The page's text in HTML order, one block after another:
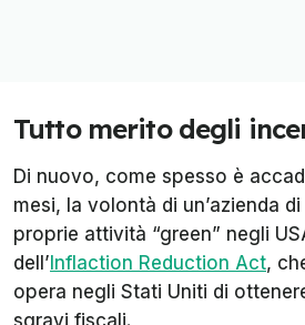
Tutto merito degli
Di nuovo, come spesso è
mesi, la volontà di un’azienda
proprie attività “green” negli
dell’Inflaction Reduction Act,
opera negli Stati Uniti di
sgravi fiscali.